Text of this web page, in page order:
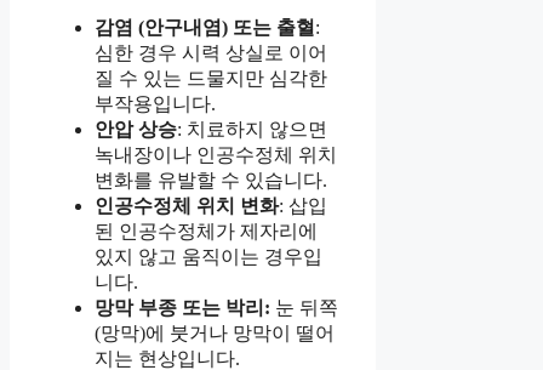
감염 (안구내염) 또는 출혈 :
심한 경우 시력 상실로 이어
질 수 있는 드물지만 심각한
부작용입니다.
안압 상승: 치료하지 않으면
녹내장이나 인공수정체 위치
변화를 유발할 수 있습니다.
인공수정체 위치 변화: 삽입
된 인공수정체가 제자리에
있지 않고 움직이는 경우입
니다.
망막 부종 또는 박리: 눈 뒤쪽
(망막)에 붓거나 망막이 떨어
지는 현상입니다.